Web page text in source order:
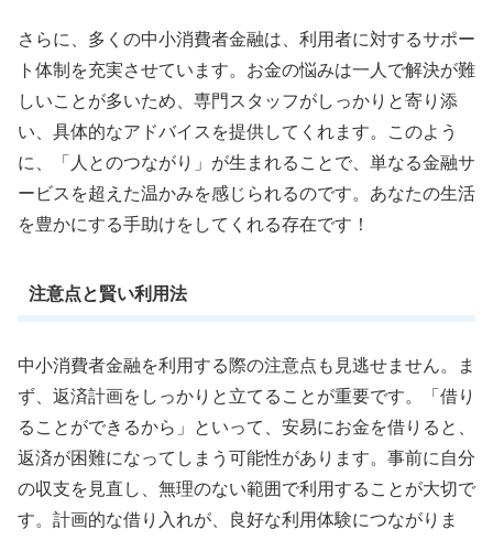
さらに、多くの中小消費者金融は、利用者に対するサポー
ト体制を充実させています。お金の悩みは一人で解決が難
しいことが多いため、専門スタッフがしっかりと寄り添
い、具体的なアドバイスを提供してくれます。このよう
に、「人とのつながり」が生まれることで、単なる金融サ
ービスを超えた温かみを感じられるのです。あなたの生活
を豊かにする手助けをしてくれる存在です！
注意点と賢い利用法
中小消費者金融を利用する際の注意点も見逃せません。ま
ず、返済計画をしっかりと立てることが重要です。「借り
ることができるから」といって、安易にお金を借りると、
返済が困難になってしまう可能性があります。事前に自分
の収支を見直し、無理のない範囲で利用することが大切で
す。計画的な借り入れが、良好な利用体験につながりま